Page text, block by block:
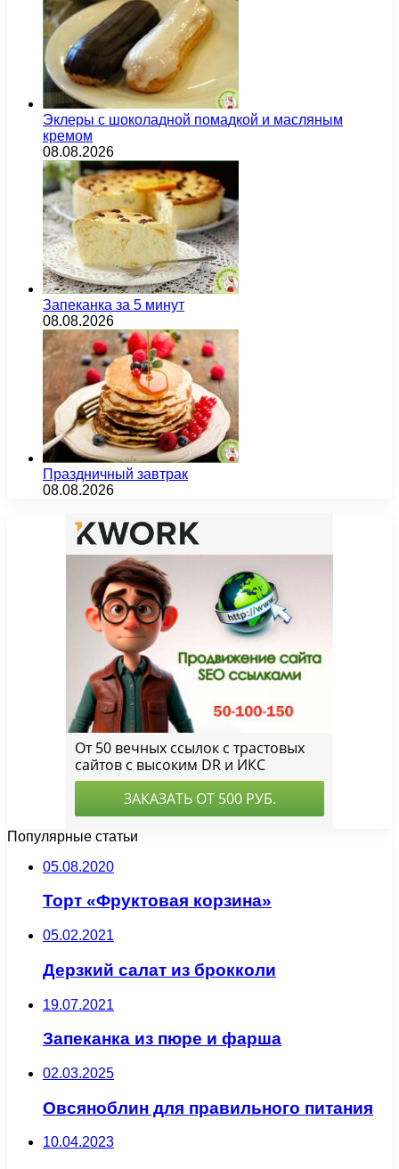
Эклеры с шоколадной помадкой и масляным
кремом
08.08.2026
Запеканка за 5 минут
08.08.2026
Праздничный завтрак
08.08.2026
Популярные статьи
05.08.2020
Торт «Фруктовая корзина»
05.02.2021
Дерзкий салат из брокколи
19.07.2021
Запеканка из пюре и фарша
02.03.2025
Овсяноблин для правильного питания
10.04.2023